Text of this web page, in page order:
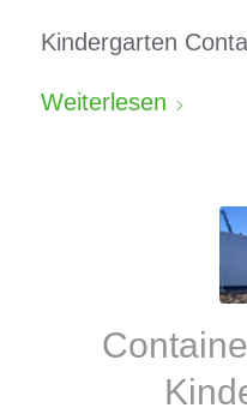
Kindergarten
Weiterlesen